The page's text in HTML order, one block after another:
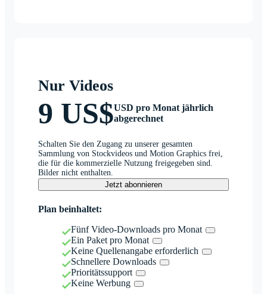
Nur Videos
9 US$USD pro Monat jährlich
abgerechnet
Schalten Sie den Zugang zu unserer gesamten
Sammlung von Stockvideos und Motion Graphics frei,
die für die kommerzielle Nutzung freigegeben sind.
Bilder nicht enthalten.
Jetzt abonnieren
Plan beinhaltet:
Fünf Video-Downloads pro Monat
Ein Paket pro Monat
Keine Quellenangabe erforderlich
Schnellere Downloads
Prioritätssupport
Keine Werbung